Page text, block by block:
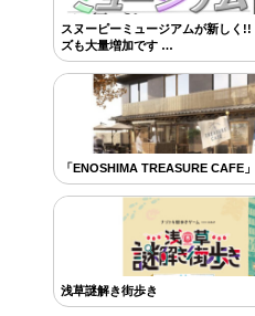
スヌーピーミュージアムが新しく
ズも大量増加です …
「ENOSHIMA TREASURE CAFE」
浅草謎解き街歩き